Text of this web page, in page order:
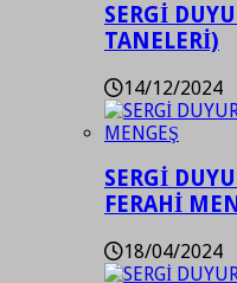
SERGİ
TANELERİ)
14/12/2024
SERGİ
FERAHİ
18/04/2024